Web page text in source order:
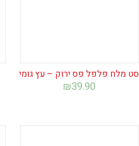
סט מלח פלפל פס ירוק – עץ גומי
₪39.90